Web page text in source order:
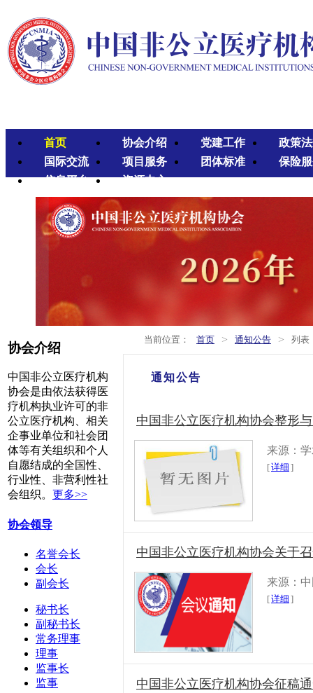
首页 协会介绍 党建工作
政策
国际交流
项目服务 团体标准
保险
信息平台
资源中心
协会介绍
中国非公立医疗机构
协会是由依法获得医
疗机构执业许可的非
公立医疗机构、相关
企事业单位和社会团
体等有关组织和个人
自愿结成的全国性、
行业性、非营利性社
会组织。 更多>>
协会领导
名誉会长
会长
副会长
秘书长
副秘书长
常务理事
理事
监事长
监事
当前位置： 首页 > 通知公告 > 列表
通知公告
中国非公立医疗机构协会整形
来源：
[详细 ]
中国非公立医疗机构协会关于
来源：
[详细 ]
中国非公立医疗机构协会征稿